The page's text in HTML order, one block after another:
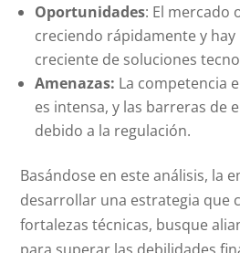
Oportunidades: El mercado
creciendo rápidamente y
creciente de soluciones
Amenazas: La competencia
es intensa, y las barreras de
debido a la regulación.
Basándose en este análisis, la
desarrollar una estrategia que
fortalezas técnicas, busque